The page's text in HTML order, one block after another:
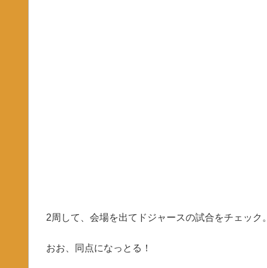
2周して、会場を出てドジャースの試合をチェック。
おお、同点になっとる！